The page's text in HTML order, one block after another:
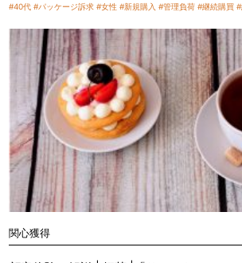
#40代 #パッケージ訴求 #女性 #新規購入 #管理負荷 #継続購買
関心獲得